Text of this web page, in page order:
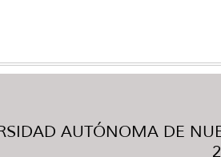
AUTÓNOMA DE